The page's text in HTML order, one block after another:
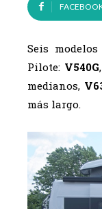
Seis
Pilote: V540G
medianos,
más largo.